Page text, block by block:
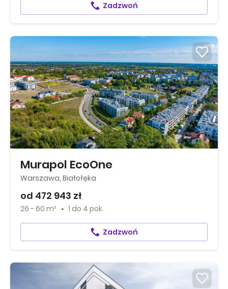
Zadzwoń
Murapol EcoOne
Warszawa, Białołęka
od 472 943 zł
26 - 60 m² 1 do 4 pok.
Zadzwoń